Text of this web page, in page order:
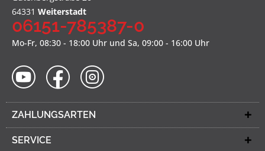
64331 Weiterstadt
06151-785387-0
Mo-Fr, 08:30 - 18:00 Uhr und Sa, 09:00 - 16:00 Uhr
ZAHLUNGSARTEN
SERVICE